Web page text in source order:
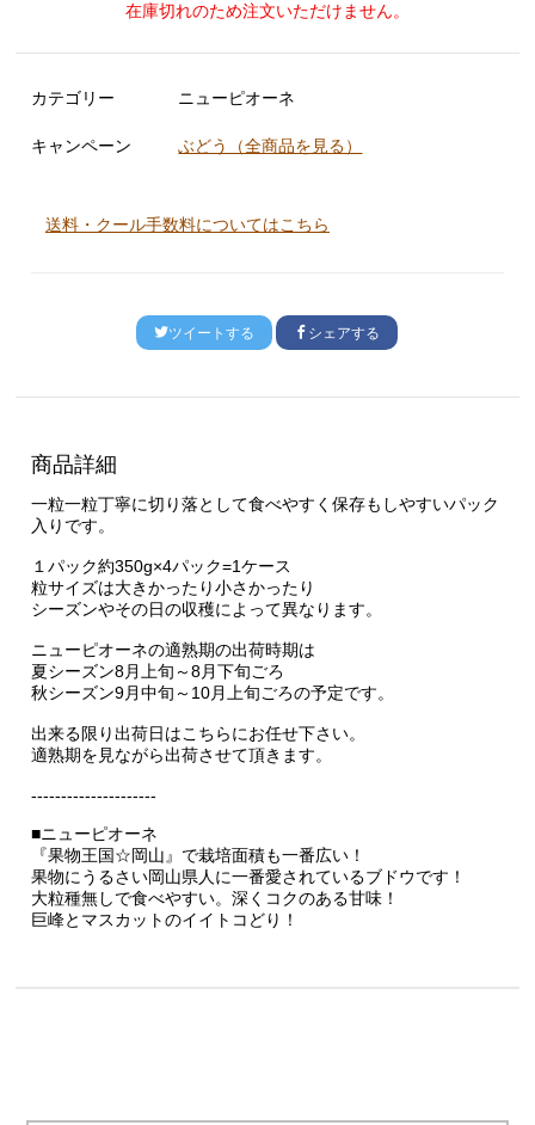
在庫切れのため注文いただけません。
カテゴリー ニューピオーネ
キャンペーン ぶどう（全商品を見る）
送料・クール手数料についてはこちら
ツイートする シェアする
商品詳細
一粒一粒丁寧に切り落として食べやすく保存もしやすいパック
入りです。
１パック約350g×4パック=1ケース
粒サイズは大きかったり小さかったり
シーズンやその日の収穫によって異なります。
ニューピオーネの適熟期の出荷時期は
夏シーズン8月上旬～8月下旬ごろ
秋シーズン9月中旬～10月上旬ごろの予定です。
出来る限り出荷日はこちらにお任せ下さい。
適熟期を見ながら出荷させて頂きます。
---------------------
■ニューピオーネ
『果物王国☆岡山』で栽培面積も一番広い！
果物にうるさい岡山県人に一番愛されているブドウです！
大粒種無しで食べやすい。深くコクのある甘味！
巨峰とマスカットのイイトコどり！